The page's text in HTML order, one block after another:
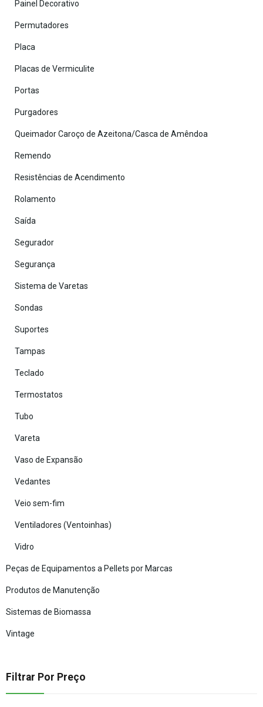
Painel Decorativo
Permutadores
Placa
Placas de Vermiculite
Portas
Purgadores
Queimador Caroço de Azeitona/Casca de Amêndoa
Remendo
Resistências de Acendimento
Rolamento
Saída
Segurador
Segurança
Sistema de Varetas
Sondas
Suportes
Tampas
Teclado
Termostatos
Tubo
Vareta
Vaso de Expansão
Vedantes
Veio sem-fim
Ventiladores (Ventoinhas)
Vidro
Peças de Equipamentos a Pellets por Marcas
Produtos de Manutenção
Sistemas de Biomassa
Vintage
Filtrar Por Preço